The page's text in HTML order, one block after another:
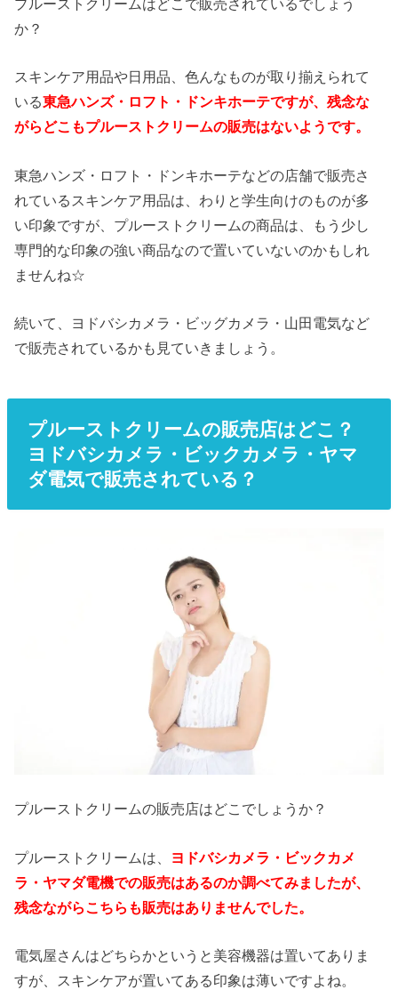
プルーストクリームはどこで販売されているでしょう
か？
スキンケア用品や日用品、色んなものが取り揃えられて
いる東急ハンズ・ロフト・ドンキホーテですが、残念な
がらどこもプルーストクリームの販売はないようです。
東急ハンズ・ロフト・ドンキホーテなどの店舗で販売さ
れているスキンケア用品は、わりと学生向けのものが多
い印象ですが、プルーストクリームの商品は、もう少し
専門的な印象の強い商品なので置いていないのかもしれ
ませんね☆
続いて、ヨドバシカメラ・ビッグカメラ・山田電気など
で販売されているかも見ていきましょう。
プルーストクリームの販売店はどこ？
ヨドバシカメラ・ビックカメラ・ヤマ
ダ電気で販売されている？
プルーストクリームの販売店はどこでしょうか？
プルーストクリームは、 ヨドバシカメラ・ビックカメ
ラ・ヤマダ電機での販売はあるのか調べてみましたが、
残念ながらこちらも販売はありませんでした。
電気屋さんはどちらかというと美容機器は置いてありま
すが、スキンケアが置いてある印象は薄いですよね。